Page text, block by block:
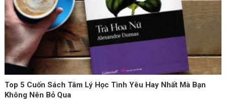
Top 5 Cuốn Sách Tâm Lý Học Tình Yêu Hay Nhất Mà Bạn
Không Nên Bỏ Qua